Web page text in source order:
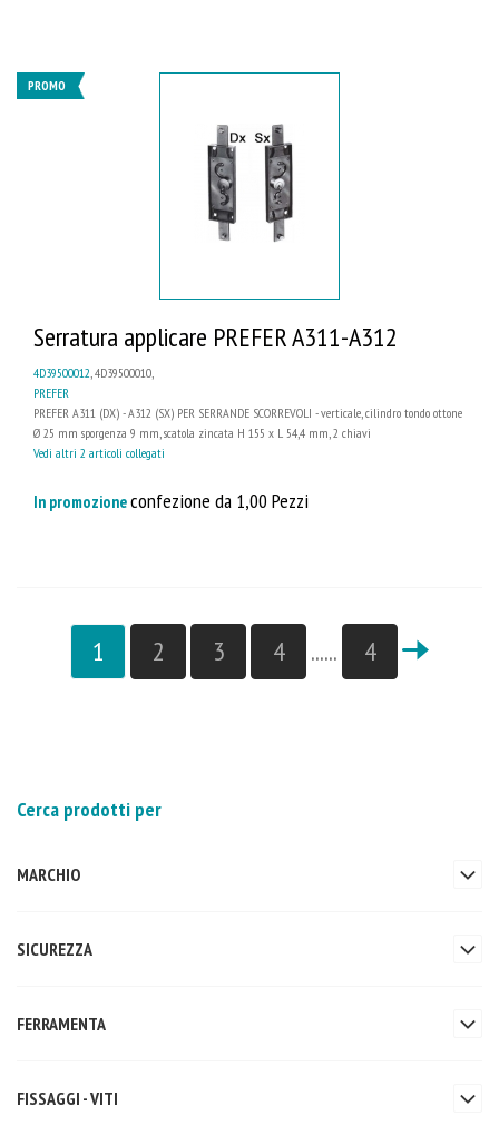
PROMO
Serratura applicare PREFER A311-A312
4D39500012, 4D39500010,
PREFER
PREFER A311 (DX) - A312 (SX) PER SERRANDE SCORREVOLI - verticale, cilindro tondo ottone
Ø 25 mm sporgenza 9 mm, scatola zincata H 155 x L 54,4 mm, 2 chiavi
Vedi altri 2 articoli collegati
In promozioneconfezione da 1,00 Pezzi
1 2 3 4 ...... 4
Cerca prodotti per
MARCHIO
SICUREZZA
FERRAMENTA
FISSAGGI - VITI